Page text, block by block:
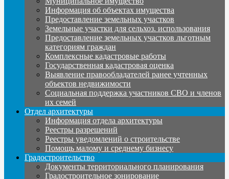
Информация об объектах имущества
Предоставление земельных участков
Земельные участки для сельхоз. использования
Предоставление земельных участков льготным
категориям граждан
Комплексные кадастровые работы
Государственная кадастровая оценка
Выявление правообладателей ранее учтенных
объектов недвижимости
Социальная поддержка участников СВО и членов
их семей
Отдел архитектуры
Информация отдела архитектуры
Реестры разрешений
Реестры уведомлений о строительстве
Помощь малому и среднему бизнесу
Градостроительство
Документы территориального планирования
Градостроительное зонирование